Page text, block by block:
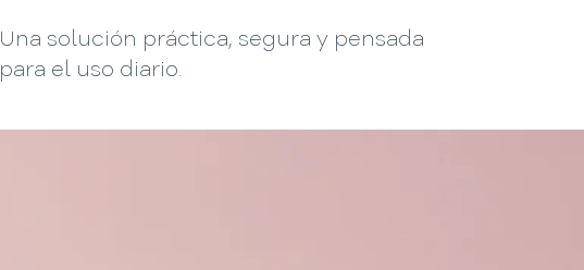
Una solución práctica, segura y pensada
para el uso diario.